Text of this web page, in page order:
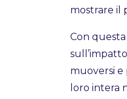
mostrare il
Con
muoversi e
loro intera